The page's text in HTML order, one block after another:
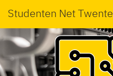
Studenten Net Twente